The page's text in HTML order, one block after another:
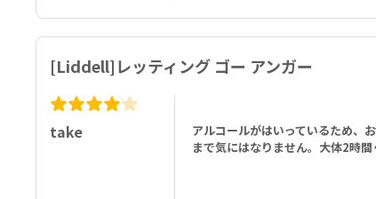
[Liddell]レッティング ゴー アンガー
take
アルコールがはいっているため、
まで気にはなりません。大体2時